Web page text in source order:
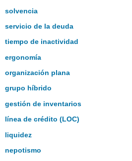
solvencia
servicio de la deuda
tiempo de inactividad
ergonomía
organización plana
grupo híbrido
gestión de inventarios
línea de crédito (LOC)
liquidez
nepotismo